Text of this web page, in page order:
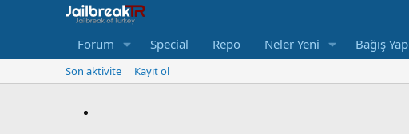
Forum Special Repo Neler Yeni Bağış Yap
Son aktivite Kayıt ol